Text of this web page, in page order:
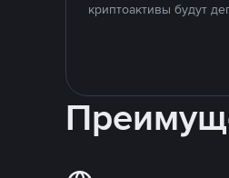
криптоактивы будут